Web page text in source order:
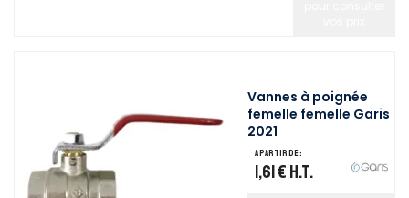
Vannes à poignée
femelle femelle Garis
2021
A partir de :
1,61 € H.T.